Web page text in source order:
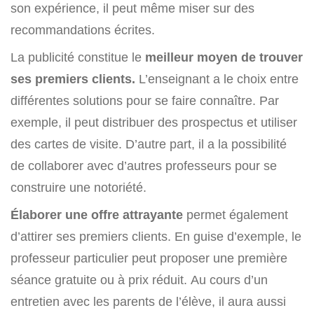
son expérience, il peut même miser sur des
recommandations écrites.
La publicité constitue le meilleur moyen de trouver
ses premiers clients. L’enseignant a le choix entre
différentes solutions pour se faire connaître. Par
exemple, il peut distribuer des prospectus et utiliser
des cartes de visite. D’autre part, il a la possibilité
de collaborer avec d’autres professeurs pour se
construire une notoriété.
Élaborer une offre attrayante permet également
d’attirer ses premiers clients. En guise d’exemple, le
professeur particulier peut proposer une première
séance gratuite ou à prix réduit. Au cours d’un
entretien avec les parents de l’élève, il aura aussi